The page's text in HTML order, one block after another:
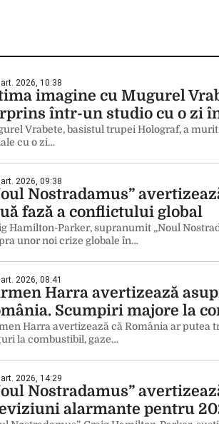
2026, 10:38
imagine cu Mugurel
într-un studio cu o zi
Vrabete, basistul trupei Holograf, a
cu o zi…
2026, 09:38
Nostradamus”
fază a conflictului global
Hamilton-Parker, supranumit „Noul
unor noi crize globale în…
2026, 08:41
Harra avertizează
Scumpiri majore la
Harra avertizează că România ar
la combustibil, gaze…
2026, 14:29
Nostradamus”
alarmante pentru